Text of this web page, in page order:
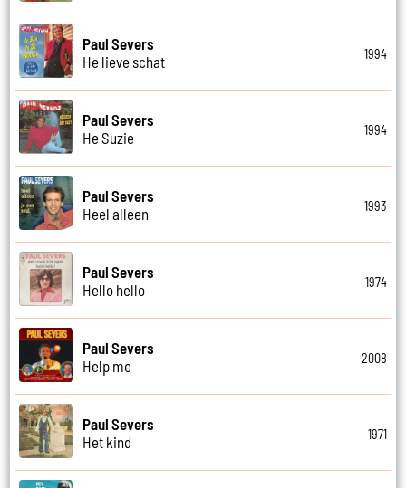
Paul Severs
He lieve schat
1994
Paul Severs
He Suzie
1994
Paul Severs
Heel alleen
1993
Paul Severs
Hello hello
1974
Paul Severs
Help me
2008
Paul Severs
Het kind
1971